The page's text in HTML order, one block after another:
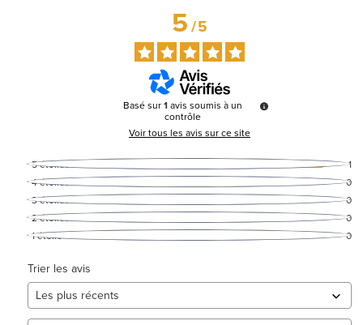
5/5
Basé sur1avis soumis à un
contrôle
Voir tous les avis sur ce site
5étoiles
1
4étoiles
0
3étoiles
0
2étoiles
0
1étoile 0
Trier les avis